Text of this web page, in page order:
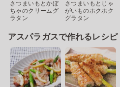
さつまいもとかぼ
ちゃのクリームグ
ラタン
さつまいもとじゃ
がいものホクホク
グラタン
アスパラガスで作れるレシピ